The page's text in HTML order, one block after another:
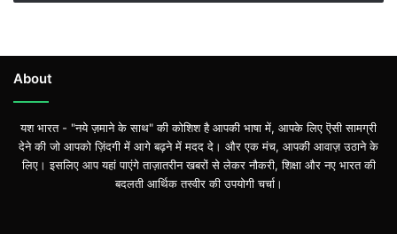
About
यश भारत - "नये ज़माने के साथ" की कोशिश है आपकी भाषा में, आपके लिए ऎसी सामग्री
देने की जो आपको ज़िंदगी में आगे बढ़ने में मदद दे। और एक मंच, आपकी आवाज़ उठाने के
लिए। इसलिए आप यहां पाएंगे ताज़ातरीन खबरों से लेकर नौकरी, शिक्षा और नए भारत की
बदलती आर्थिक तस्वीर की उपयोगी चर्चा।